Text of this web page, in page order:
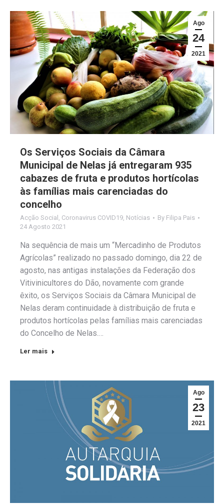
Ago
24
2021
Os Serviços Sociais da Câmara
Municipal de Nelas já entregaram 935
cabazes de fruta e produtos hortícolas
às famílias mais carenciadas do
concelho
Acção Social Coronavirus COVID19 Notícias By Filipa Pais
24 Agosto 2021
Na sequência de mais um “Mercadinho de Produtos
Agrícolas” realizado no passado domingo, dia 22 de
agosto, nas antigas instalações da Federação dos
Vitivinicultores do Dão, novamente com grande
êxito, os Serviços Sociais da Câmara Municipal de
Nelas deram continuidade à distribuição de fruta e
produtos hortícolas pelas famílias mais carenciadas
do Concelho de Nelas.…
Ler mais
Ago
23
2021